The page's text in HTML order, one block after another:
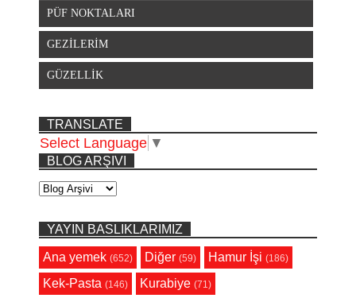
PÜF NOKTALARI
GEZİLERİM
GÜZELLİK
TRANSLATE
Select Language ▼
BLOG ARŞIVI
YAYIN BASLIKLARIMIZ
Ana yemek (652) Diğer (59) Hamur İşi (186)
Kek-Pasta (146) Kurabiye (71)